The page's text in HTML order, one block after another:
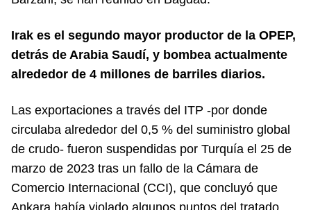
Irak es el segundo mayor productor de la OPEP,
detrás de Arabia Saudí, y bombea actualmente
alrededor de 4 millones de barriles diarios.
Las exportaciones a través del ITP -por donde
circulaba alrededor del 0,5 % del suministro global
de crudo- fueron suspendidas por Turquía el 25 de
marzo de 2023 tras un fallo de la Cámara de
Comercio Internacional (CCI), que concluyó que
Ankara había violado algunos puntos del tratado